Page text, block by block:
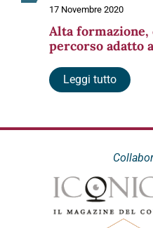
17 Novembre 2020
Alta
percorso adatto
Leggi tutto